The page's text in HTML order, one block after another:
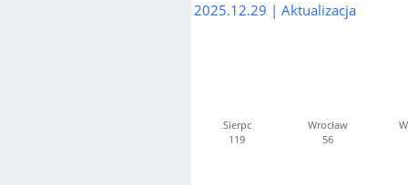
2025.12.29 | Aktualizacja
Sierpc
119
Wrocław
56